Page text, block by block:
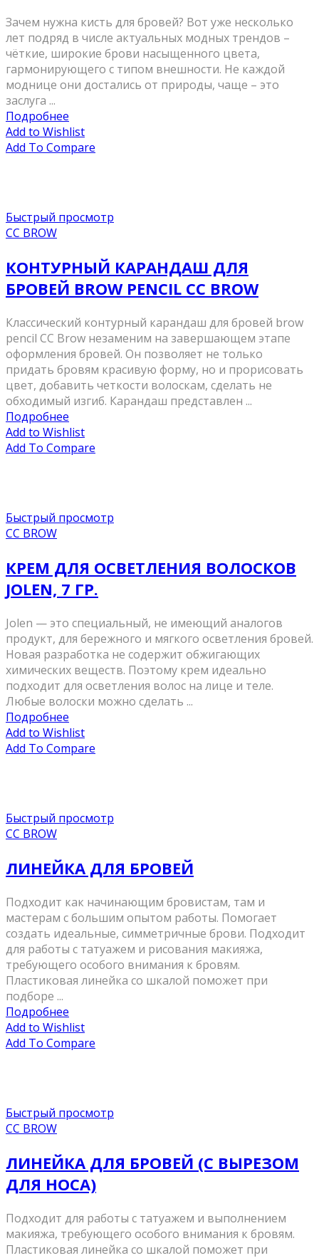
Зачем нужна кисть для бровей? Вот уже несколько
лет подряд в числе актуальных модных трендов –
чёткие, широкие брови насыщенного цвета,
гармонирующего с типом внешности. Не каждой
моднице они достались от природы, чаще – это
заслуга ...
Подробнее
Add to Wishlist
Add To Compare
Быстрый просмотр
CC BROW
КОНТУРНЫЙ КАРАНДАШ ДЛЯ
БРОВЕЙ BROW PENCIL СС BROW
Классический контурный карандаш для бровей brow
pencil CC Brow незаменим на завершающем этапе
оформления бровей. Он позволяет не только
придать бровям красивую форму, но и прорисовать
цвет, добавить четкости волоскам, сделать не
обходимый изгиб. Карандаш представлен ...
Подробнее
Add to Wishlist
Add To Compare
Быстрый просмотр
CC BROW
КРЕМ ДЛЯ ОСВЕТЛЕНИЯ ВОЛОСКОВ
JOLEN, 7 ГР.
Jolen — это специальный, не имеющий аналогов
продукт, для бережного и мягкого осветления бровей.
Новая разработка не содержит обжигающих
химических веществ. Поэтому крем идеально
подходит для осветления волос на лице и теле.
Любые волоски можно сделать ...
Подробнее
Add to Wishlist
Add To Compare
Быстрый просмотр
CC BROW
ЛИНЕЙКА ДЛЯ БРОВЕЙ
Подходит как начинающим бровистам, там и
мастерам с большим опытом работы. Помогает
создать идеальные, симметричные брови. Подходит
для работы с татуажем и рисования макияжа,
требующего особого внимания к бровям.
Пластиковая линейка со шкалой поможет при
подборе ...
Подробнее
Add to Wishlist
Add To Compare
Быстрый просмотр
CC BROW
ЛИНЕЙКА ДЛЯ БРОВЕЙ (С ВЫРЕЗОМ
ДЛЯ НОСА)
Подходит для работы с татуажем и выполнением
макияжа, требующего особого внимания к бровям.
Пластиковая линейка со шкалой поможет при